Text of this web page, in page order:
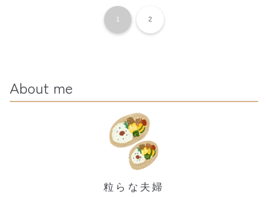
1 2
About me
粒らな夫婦